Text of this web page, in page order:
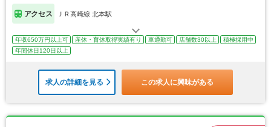
アクセス ＪＲ高崎線 北本駅
年収650万円以上可 産休・育休取得実績有り 車通勤可 店舗数30以上
積極採用中
年間休日120日以上
求人の詳細を見る この求人に興味がある